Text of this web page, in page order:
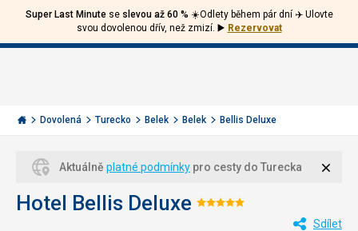
Jít
Invia.cz
Volejte
226
000
Přihlásit
se
Dovolená Turecko Belek Belek Bellis Deluxe
Aktuálně platné podmínky pro cesty do Turecka
Hotel Bellis Deluxe Hodnocení:
Sdílet
Super Last Minutese slevou až 60 % ☀️Odlety během pár dní ✈️ Ulovte
svou dovolenou dřív, než zmizí. ▶️ Rezervovat